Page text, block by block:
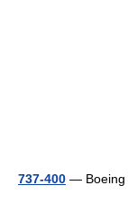
737-400 —